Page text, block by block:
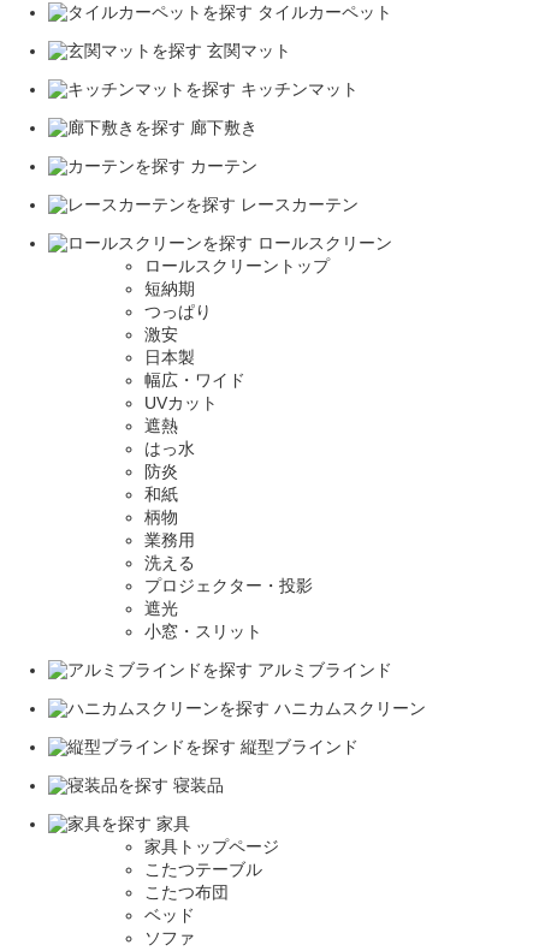
タイルカーペット
玄関マット
キッチンマット
廊下敷き
カーテン
レースカーテン
ロールスクリーン
ロールスクリーントップ
短納期
つっぱり
激安
日本製
幅広・ワイド
UVカット
遮熱
はっ水
防炎
和紙
柄物
業務用
洗える
プロジェクター・投影
遮光
小窓・スリット
アルミブラインド
ハニカムスクリーン
縦型ブラインド
寝装品
家具
家具トップページ
こたつテーブル
こたつ布団
ベッド
ソファ